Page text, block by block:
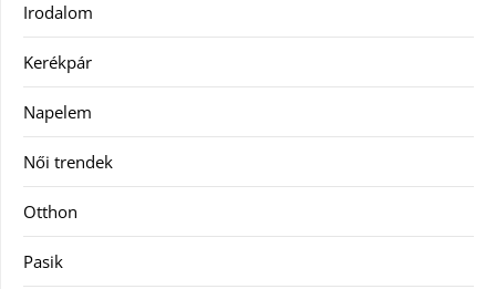
Irodalom
Kerékpár
Napelem
Női trendek
Otthon
Pasik